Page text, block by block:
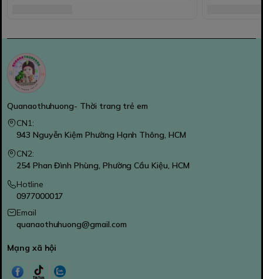
Quanaothuhuong- Thời trang trẻ em
CN1:
943 Nguyễn Kiệm Phường Hạnh Thông, HCM
CN2:
254 Phan Đình Phùng, Phường Cầu Kiệu, HCM
Hotline
0977000017
Email
quanaothuhuong@gmail.com
Mạng xã hội